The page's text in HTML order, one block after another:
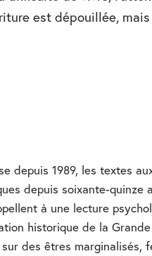
est dépouillée,
depuis 1989, les textes
depuis soixante-quinze
à une lecture
historique de la
des êtres marginalisés,